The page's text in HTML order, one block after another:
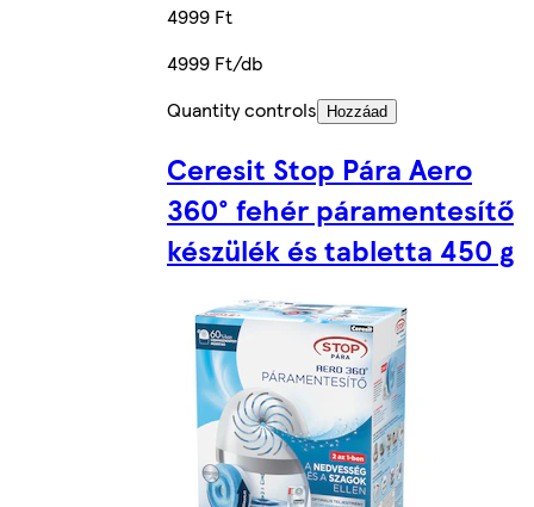
4999 Ft
4999 Ft/db
Quantity controls
Hozzáad
Ceresit Stop Pára Aero
360° fehér páramentesítő
készülék és tabletta 450 g